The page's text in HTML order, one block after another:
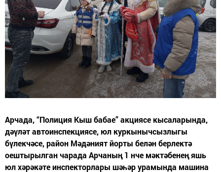
Арчада, “Полиция Кыш бабае” акциясе кысаларында,
дәүләт автоинспекциясе, юл куркынычсызлыгы
бүлекчәсе, район Мәдәният йорты белән берлектә
оештырылган чарада Арчаның 1 нче мәктәбенең яшь
юл хәрәкәте инспекторлары шәһәр урамында машина